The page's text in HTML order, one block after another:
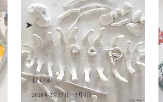
➤
白い赤
2018年2月17日－3月4日